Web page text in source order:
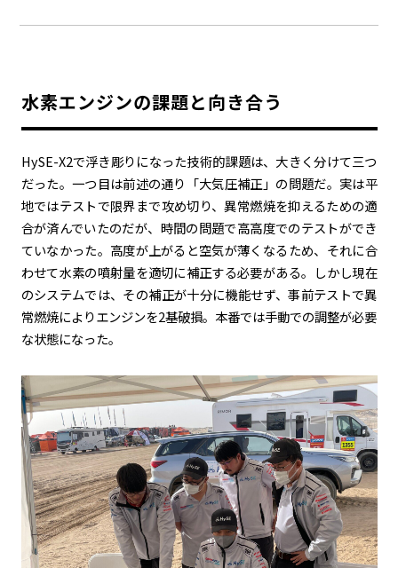
水素エンジンの課題と向き合う
HySE-X2で浮き彫りになった技術的課題は、大きく分けて三つ
だった。一つ目は前述の通り「大気圧補正」の問題だ。実は平
地ではテストで限界まで攻め切り、異常燃焼を抑えるための適
合が済んでいたのだが、時間の問題で高高度でのテストができ
ていなかった。高度が上がると空気が薄くなるため、それに合
わせて水素の噴射量を適切に補正する必要がある。しかし現在
のシステムでは、その補正が十分に機能せず、事前テストで異
常燃焼によりエンジンを2基破損。本番では手動での調整が必要
な状態になった。